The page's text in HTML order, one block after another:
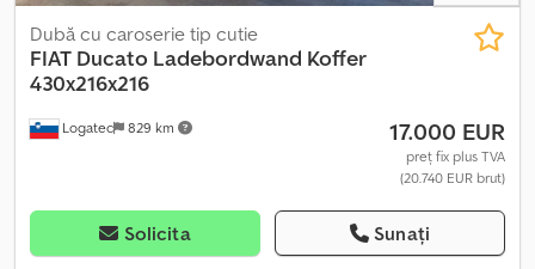
Logatec 829 km
Dubă cu caroserie tip cutie
FIAT Ducato Ladebordwand Koffer
430x216x216
17.000 EUR
preț fix plus TVA
(20.740 EUR brut)
Solicita Sunați